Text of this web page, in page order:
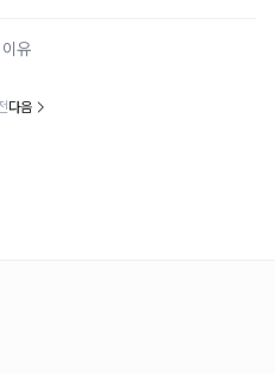
유
다음